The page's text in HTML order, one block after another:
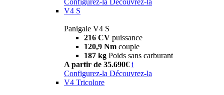
V4 S
Panigale V4 S
216 CV puissance
120,9 Nm couple
187 kg Poids sans carburant
A partir de 35.690€ i
Configurez-la Découvrez-la
V4 Tricolore